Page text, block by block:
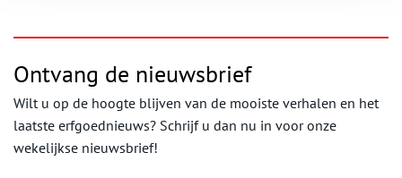
Ontvang de nieuwsbrief
Wilt u op de hoogte blijven van de mooiste verhalen en het
laatste erfgoednieuws? Schrijf u dan nu in voor onze
wekelijkse nieuwsbrief!